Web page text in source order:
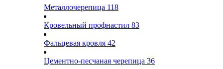
Металлочерепица 118
Кровельный профнастил 83
Фальцевая кровля 42
Цементно-песчаная черепица 36